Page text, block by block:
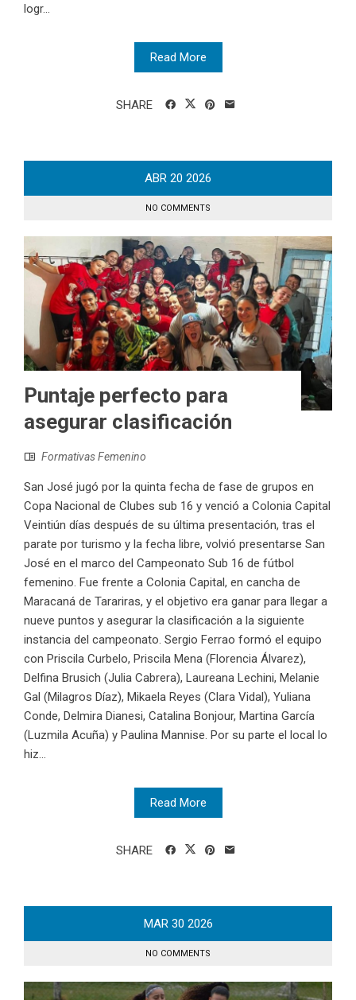
logr...
Read More
SHARE
ABR 20 2026
NO COMMENTS
Puntaje perfecto para
asegurar clasificación
Formativas Femenino
San José jugó por la quinta fecha de fase de grupos en
Copa Nacional de Clubes sub 16 y venció a Colonia Capital
Veintiún días después de su última presentación, tras el
parate por turismo y la fecha libre, volvió presentarse San
José en el marco del Campeonato Sub 16 de fútbol
femenino. Fue frente a Colonia Capital, en cancha de
Maracaná de Tarariras, y el objetivo era ganar para llegar a
nueve puntos y asegurar la clasificación a la siguiente
instancia del campeonato. Sergio Ferrao formó el equipo
con Priscila Curbelo, Priscila Mena (Florencia Álvarez),
Delfina Brusich (Julia Cabrera), Laureana Lechini, Melanie
Gal (Milagros Díaz), Mikaela Reyes (Clara Vidal), Yuliana
Conde, Delmira Dianesi, Catalina Bonjour, Martina García
(Luzmila Acuña) y Paulina Mannise. Por su parte el local lo
hiz...
Read More
SHARE
MAR 30 2026
NO COMMENTS